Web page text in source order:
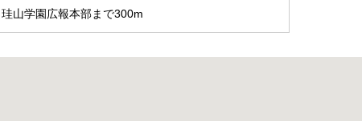
珪山学園広報本部まで300m